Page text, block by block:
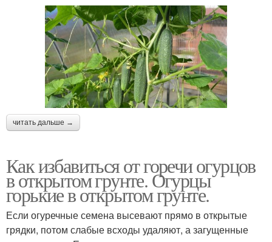
читать дальше →
Как избавиться от горечи огурцов
в открытом грунте. Огурцы
горькие в открытом грунте.
Если огуречные семена высевают прямо в открытые
грядки, потом слабые всходы удаляют, а загущенные